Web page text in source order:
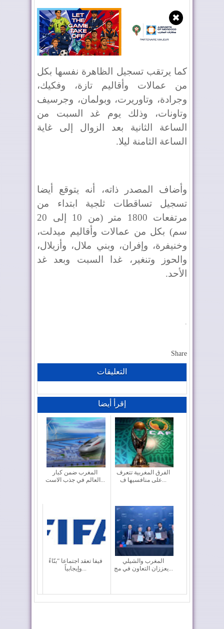
✖
كما يرتقب تسجيل الظاهرة نفسها بكل
من عمالات وأقاليم تازة، وفكيك،
وجرادة، وتاوريرت، وبولمان، وجرسيف
وتاونات، وذلك يوم غد السبت من
الساعة الثانية بعد الزوال إلى غاية
الساعة الثامنة ليلا.
وأضاف المصدر ذاته، أنه يتوقع أيضا
تسجيل تساقطات ثلجية ابتداء من
مرتفعات 1800 متر (من 10 إلى 20
سم) بكل من عمالات وأقاليم ميدلت،
وخنيفرة، وإفران، وبني ملال، وأزيلال،
والحوز وتنغير، غدا السبت وبعد غد
الأحد.
.
Share
التعليقات
إقرأ أيضا
المغرب ضمن كبار
العالم في جذب الاست...
الفرق المغربية تتعرف
على منافسيها ف...
فيفا تعقد اجتماعا “بنّاءً
وإيجابياً...
المغرب والشيلي
يعززان التعاون في مج...